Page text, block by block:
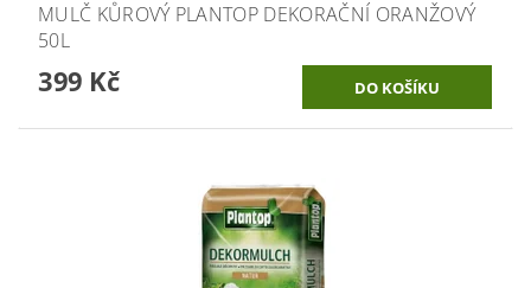
MULČ KŮROVÝ PLANTOP DEKORAČNÍ ORANŽOVÝ
50L
399 Kč